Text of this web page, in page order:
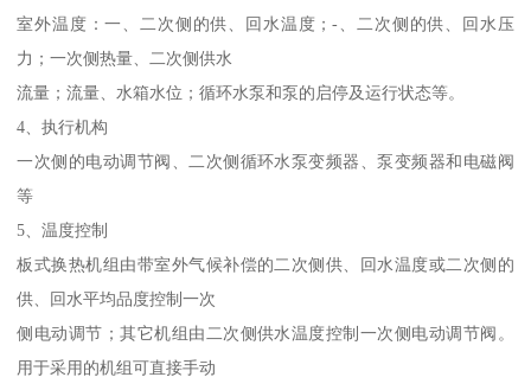
室外温度：一、二次侧的供、回水温度；-、二次侧的供、回水压
力；一次侧热量、二次侧供水
流量；流量、水箱水位；循环水泵和泵的启停及运行状态等。
4、执行机构
一次侧的电动调节阀、二次侧循环水泵变频器、泵变频器和电磁阀
等
5、温度控制
板式换热机组由带室外气候补偿的二次侧供、回水温度或二次侧的
供、回水平均品度控制一次
侧电动调节；其它机组由二次侧供水温度控制一次侧电动调节阀。
用于采用的机组可直接手动